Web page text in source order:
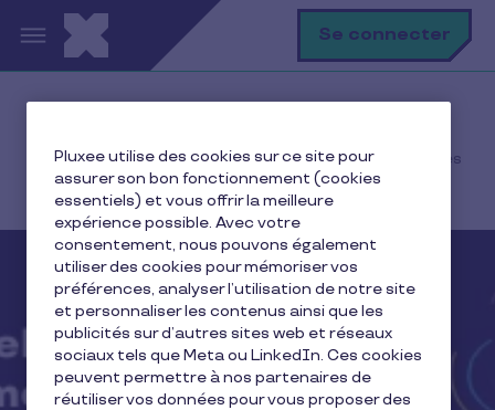
Aller au contenu principal Se connecter
Pluxee dévoile les nouvelles règles de l’engagement des
salariés
Pluxee utilise des cookies sur ce site pour
assurer son bon fonctionnement (cookies
essentiels) et vous offrir la meilleure
expérience possible. Avec votre
consentement, nous pouvons également
utiliser des cookies pour mémoriser vos
préférences, analyser l’utilisation de notre site
et personnaliser les contenus ainsi que les
publicités sur d’autres sites web et réseaux
sociaux tels que Meta ou LinkedIn. Ces cookies
peuvent permettre à nos partenaires de
réutiliser vos données pour vous proposer des